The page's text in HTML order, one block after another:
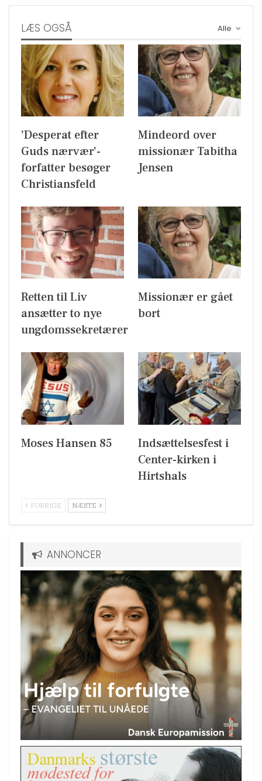
Alle
LÆS OGSÅ
’Desperat efter
Guds nærvær’-
forfatter besøger
Christiansfeld
Mindeord over
missionær Tabitha
Jensen
Retten til Liv
ansætter to nye
ungdomssekretærer
Missionær er gået
bort
Moses Hansen 85
Indsættelsesfest i
Center-kirken i
Hirtshals
FORRIGE NÆSTE
ANNONCER